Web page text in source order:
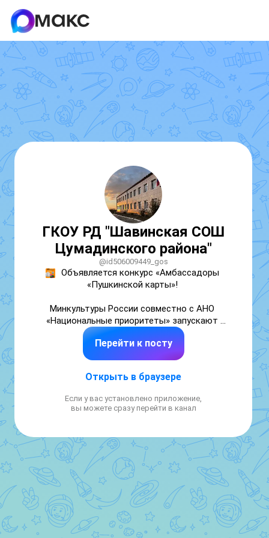
ГКОУ РД "Шавинская СОШ
Цумадинского района"
@id506009449_gos
Объявляется конкурс «Амбассадоры
«Пушкинской карты»!
Минкультуры России совместно с АНО
«Национальные приоритеты» запускают
конкурс для молодых активистов.
🎯 Цель конкурса — создать устойчивую
которые будут продвигать программу
🙋‍♂школьники;
🙋‍♂студенты колледжей и техникумов;
🙋‍♂студенты вузов.
🗓 Когда стартует?
Старт конкурса — 24 апреля 2026 года.
💡 Что даёт участие?
Перейти к посту
Открыть в браузере
Если у вас установлено приложение,
вы можете сразу перейти в канал